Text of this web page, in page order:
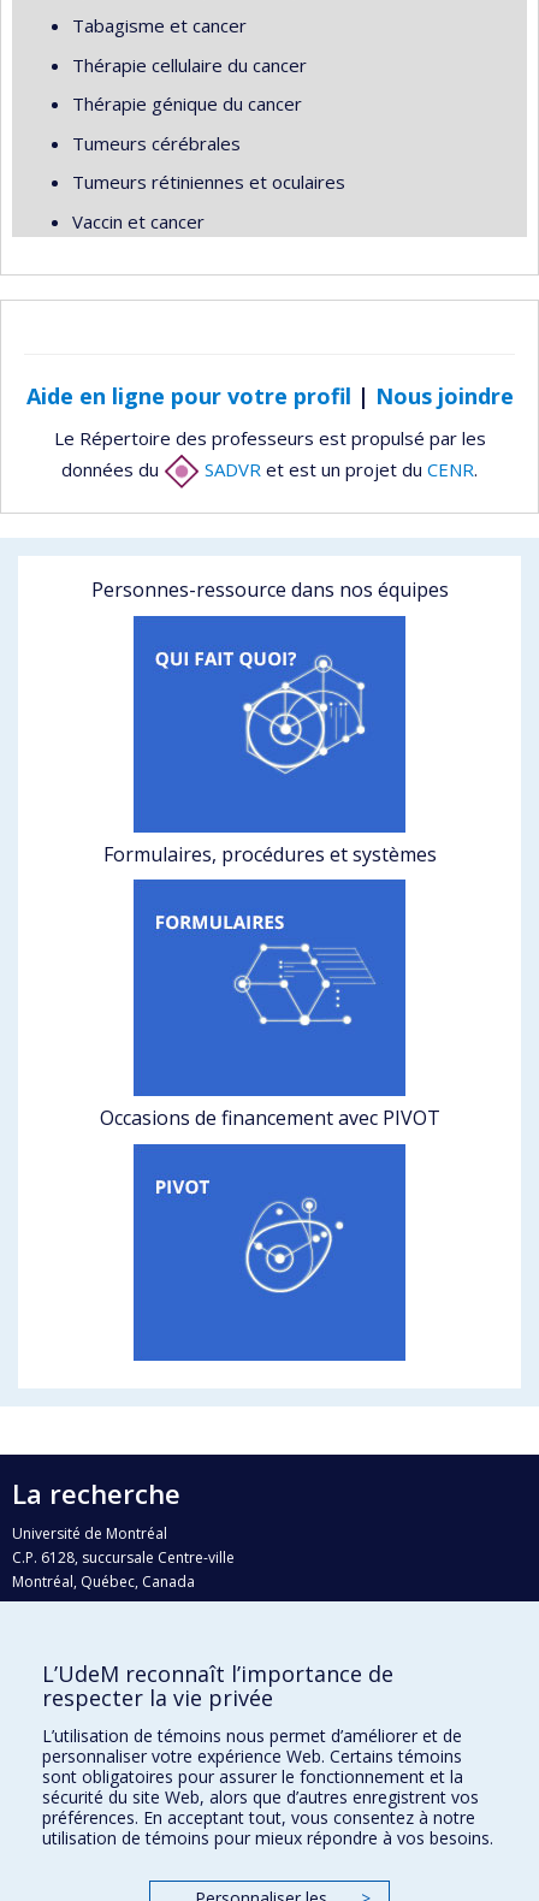
Tabagisme et cancer
Thérapie cellulaire du cancer
Thérapie génique du cancer
Tumeurs cérébrales
Tumeurs rétiniennes et oculaires
Vaccin et cancer
Aide en ligne pour votre profil | Nous joindre
Le Répertoire des professeurs est propulsé par les
données du
SADVR et est un projet du CENR.
Personnes-ressource dans nos équipes
Formulaires, procédures et systèmes
Occasions de financement avec PIVOT
La recherche
Université de Montréal
C.P. 6128, succursale Centre-ville
Montréal, Québec, Canada
H3C 3J7
Qui fait quoi?
Nous trouver
Plan du site
Accessibilité
L’UdeM reconnaît l’importance de
respecter la vie privée
L’utilisation de témoins nous permet d’améliorer et de
personnaliser votre expérience Web. Certains témoins
sont obligatoires pour assurer le fonctionnement et la
sécurité du site Web, alors que d’autres enregistrent vos
préférences. En acceptant tout, vous consentez à notre
utilisation de témoins pour mieux répondre à vos besoins.